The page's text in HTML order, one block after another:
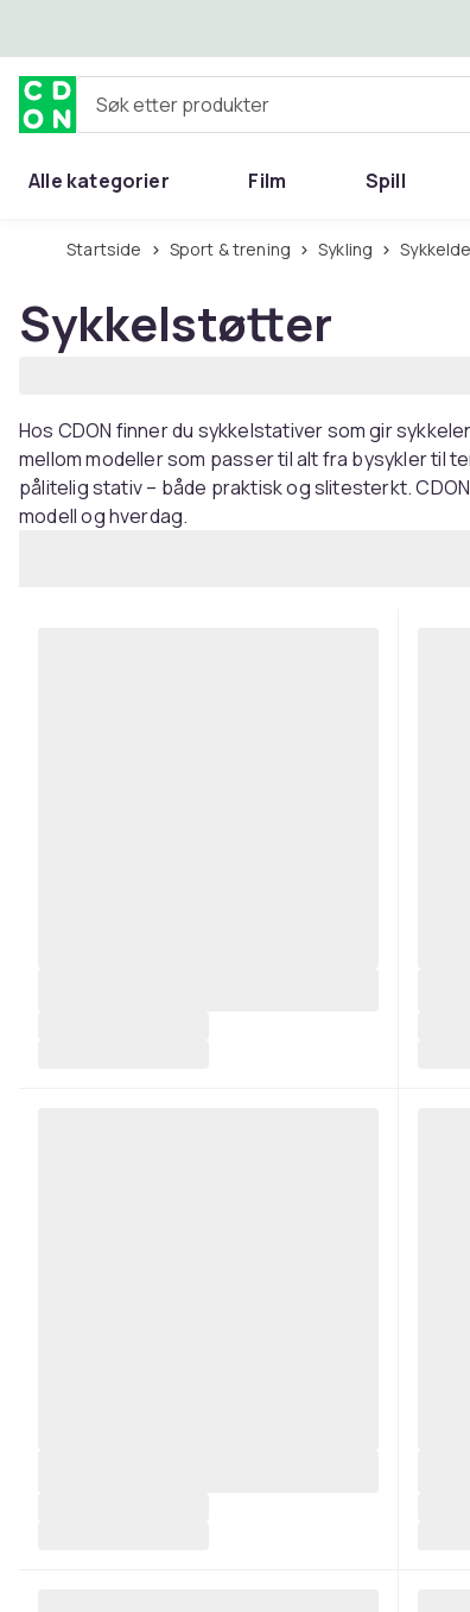
Søk etter produkter
Alle kategorier Film Spill
Startside Sport & trening Sykling
Sykkelstøtter
Hos CDON finner du sykkelstativer som gir
mellom modeller som passer til alt fra bysykler til
pålitelig stativ – både praktisk og slitesterkt.
modell og hverdag.